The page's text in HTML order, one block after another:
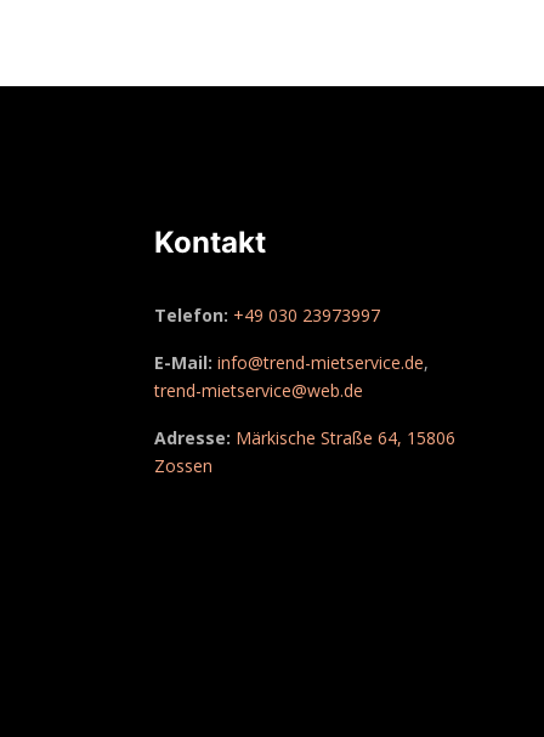
Kontakt
Telefon: +49 030 23973997
E-Mail: info@trend-mietservice.de,
trend-mietservice@web.de
Adresse: Märkische Straße 64, 15806
Zossen